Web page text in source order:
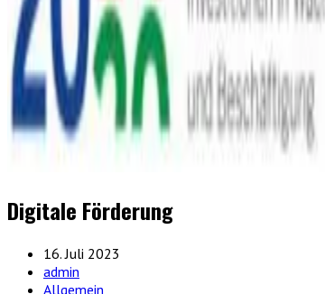
Digitale Förderung
16. Juli 2023
admin
Allgemein